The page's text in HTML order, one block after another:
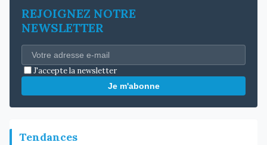
REJOIGNEZ NOTRE
NEWSLETTER
J'accepte la newsletter
Je m'abonne
Tendances